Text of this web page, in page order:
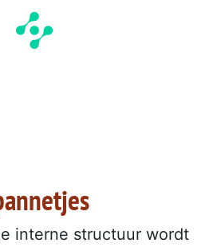
interne structuur wordt